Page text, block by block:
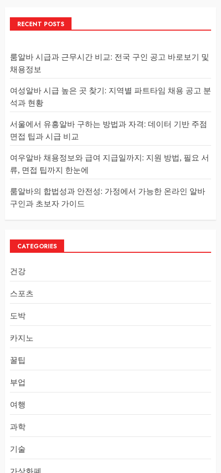
RECENT POSTS
룸알바 시급과 근무시간 비교: 전국 구인 공고 바로보기 및
채용정보
여성알바 시급 높은 곳 찾기: 지역별 파트타임 채용 공고 분
석과 현황
서울에서 유흥알바 구하는 방법과 자격: 데이터 기반 주점
면접 팁과 시급 비교
여우알바 채용정보와 급여 지급일까지: 지원 방법, 필요 서
류, 면접 팁까지 한눈에
룸알바의 합법성과 안전성: 가정에서 가능한 온라인 알바
구인과 초보자 가이드
CATEGORIES
건강
스포츠
도박
카지노
꿀팁
부업
여행
과학
기술